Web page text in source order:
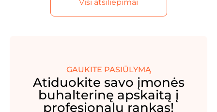
Visi atsiliepimai
GAUKITE PASIŪLYMĄ
Atiduokite savo įmonės
buhalterinę apskaitą į
profesionalų rankas!